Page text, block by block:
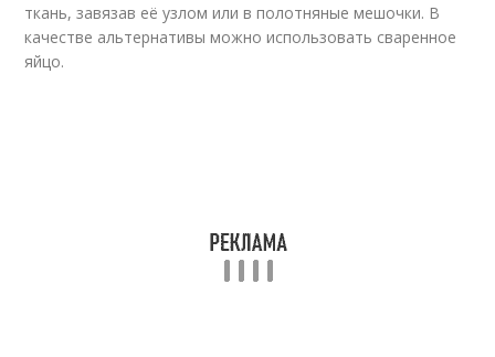
ткань, завязав её узлом или в полотняные мешочки. В
качестве альтернативы можно использовать сваренное
яйцо.